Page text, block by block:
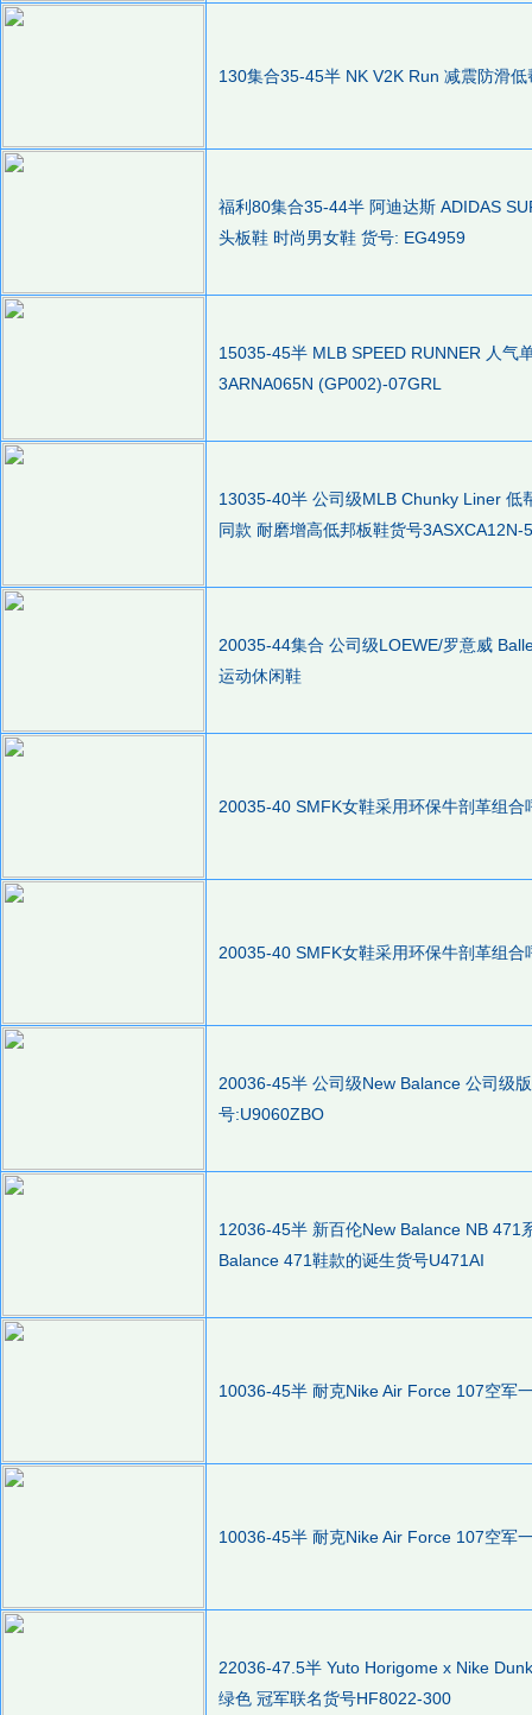
130集合35-45半 NK V2K Run 减震防滑
福利80集合35-44半 阿迪达斯 ADIDAS
头板鞋 时尚男女鞋 货号: EG4959
15035-45半 MLB SPEED RUNNER 人气
3ARNA065N (GP002)-07GRL
13035-40半 公司级MLB Chunky Liner 低
同款 耐磨增高低邦板鞋货号3ASXCA12N-
20035-44集合 公司级LOEWE/罗意威
运动休闲鞋
20035-40 SMFK女鞋采用环保牛剖革组
20035-40 SMFK女鞋采用环保牛剖革组
20036-45半 公司级New Balance 公司级
号:U9060ZBO
12036-45半 新百伦New Balance NB 471
Balance 471鞋款的诞生货号U471AI
10036-45半 耐克Nike Air Force 107空军
10036-45半 耐克Nike Air Force 107空军
22036-47.5半 Yuto Horigome x Nike
绿色 冠军联名货号HF8022-300